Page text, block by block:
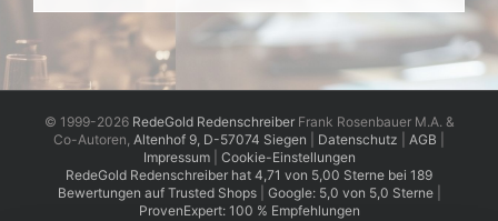
© 1999-2026 RedeGold RedenschreiberFrank Rosenbauer M.A. &
Co-Autoren, Altenhof 9, D-57074 Siegen Datenschutz AGB
Impressum| Cookie-Einstellungen
RedeGold Redenschreiber hat 4,71 von 5,00 Sterne bei 189
Bewertungen auf Trusted Shops| Google: 5,0 von 5,0 Sterne|
ProvenExpert: 100 % Empfehlungen